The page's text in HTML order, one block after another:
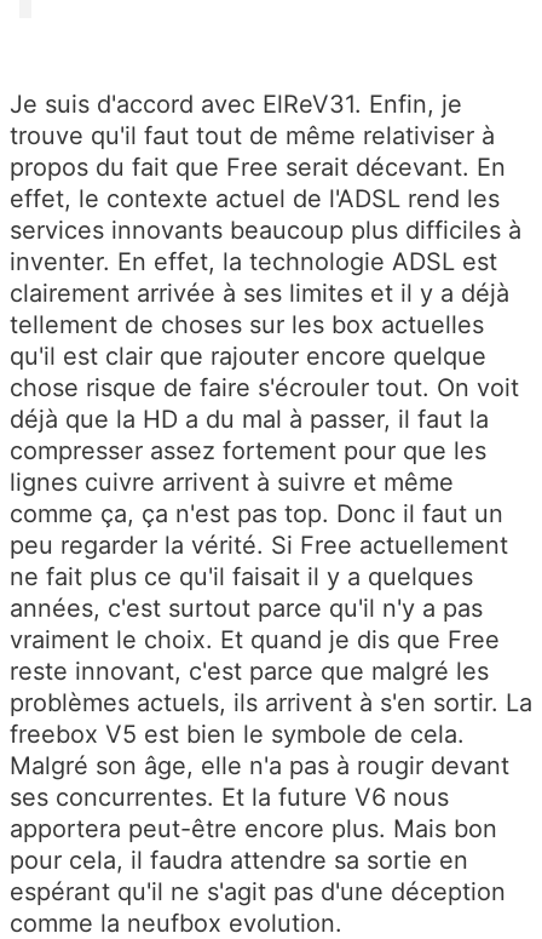
Je suis d'accord avec ElReV31. Enfin, je
trouve qu'il faut tout de même relativiser à
propos du fait que Free serait décevant. En
effet, le contexte actuel de l'ADSL rend les
services innovants beaucoup plus difficiles à
inventer. En effet, la technologie ADSL est
clairement arrivée à ses limites et il y a déjà
tellement de choses sur les box actuelles
qu'il est clair que rajouter encore quelque
chose risque de faire s'écrouler tout. On voit
déjà que la HD a du mal à passer, il faut la
compresser assez fortement pour que les
lignes cuivre arrivent à suivre et même
comme ça, ça n'est pas top. Donc il faut un
peu regarder la vérité. Si Free actuellement
ne fait plus ce qu'il faisait il y a quelques
années, c'est surtout parce qu'il n'y a pas
vraiment le choix. Et quand je dis que Free
reste innovant, c'est parce que malgré les
problèmes actuels, ils arrivent à s'en sortir. La
freebox V5 est bien le symbole de cela.
Malgré son âge, elle n'a pas à rougir devant
ses concurrentes. Et la future V6 nous
apportera peut-être encore plus. Mais bon
pour cela, il faudra attendre sa sortie en
espérant qu'il ne s'agit pas d'une déception
comme la neufbox evolution.